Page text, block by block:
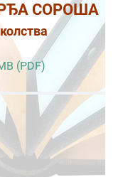
СОРОША
(PDF)